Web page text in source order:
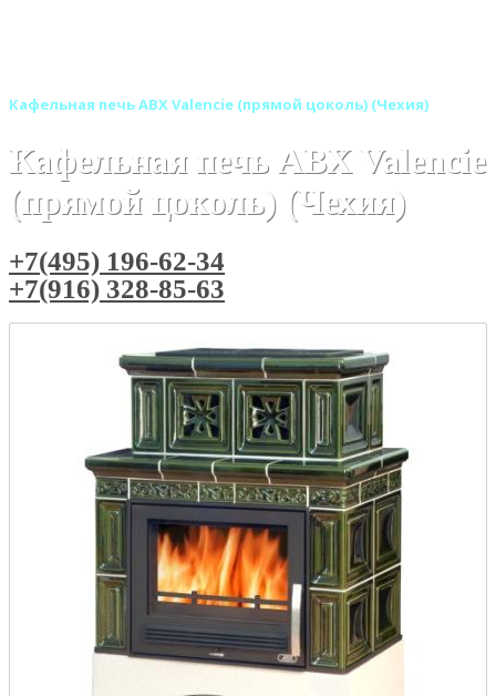
Кафельная печь ABX Valencie (прямой цоколь) (Чехия)
Кафельная печь ABX Valencie
(прямой цоколь) (Чехия)
+7(495) 196-62-34
+7(916) 328-85-63